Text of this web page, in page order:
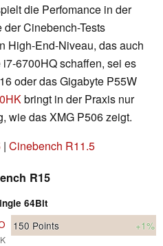
die Perfomance in der
Cinebench-Tests
High-End-Niveau, das auch
6700HQ schaffen, sei es
oder das Gigabyte P55W
bringt in der Praxis nur
wie das XMG P506 zeigt.
| Cinebench R11.5
R15
64Bit
150 Points +1%